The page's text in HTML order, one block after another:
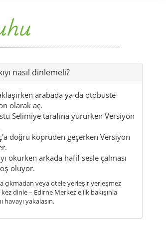
nasıl dinlemeli?
arabada ya da otobüste
olarak aç.
Selimiye tarafına yürürken Versiyon
doğru köprüden geçerken Versiyon
okurken arkada hafif sesle çalması
oluyor.
çıkmadan veya otele yerleşir yerleşmez
kez dinle – Edirne Merkez'e ilk bakışınla
havayı yakalasın.